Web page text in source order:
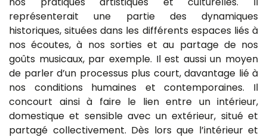
représenterait une partie des dynamiques
historiques, situées dans les différents espaces liés à
nos écoutes, à nos sorties et au partage de nos
goûts musicaux, par exemple. Il est aussi un moyen
de parler d’un processus plus court, davantage lié à
nos conditions humaines et contemporaines. Il
concourt ainsi à faire le lien entre un intérieur,
domestique et sensible avec un extérieur, situé et
partagé collectivement. Dès lors que l’intérieur et